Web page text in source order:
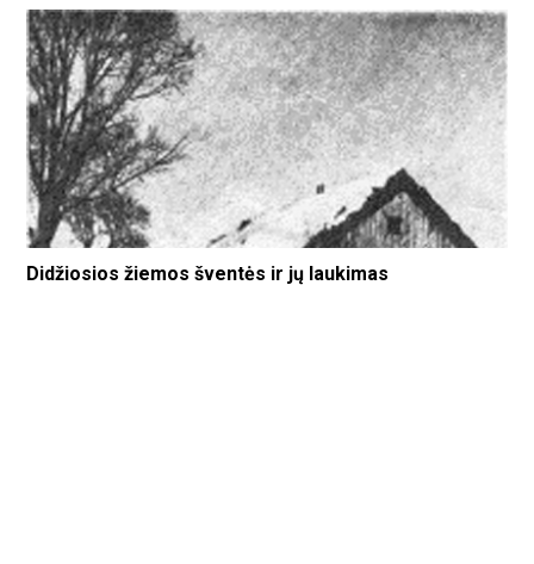
Didžiosios žiemos šventės ir jų laukimas